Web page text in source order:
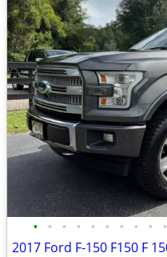
• • • • • • • • • •